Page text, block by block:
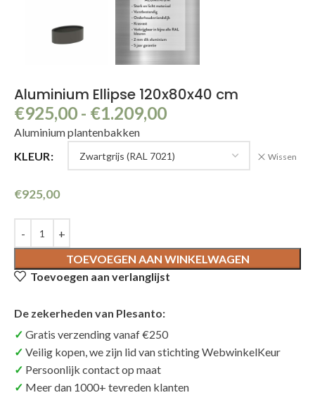
Aluminium Ellipse 120x80x40 cm
€925,00 - €1.209,00
Aluminium plantenbakken
KLEUR
Wissen
€925,00
TOEVOEGEN AAN WINKELWAGEN
Toevoegen aan verlanglijst
De zekerheden van Plesanto:
Gratis verzending vanaf €250
Veilig kopen, we zijn lid van stichting WebwinkelKeur
Persoonlijk contact op maat
Meer dan 1000+ tevreden klanten